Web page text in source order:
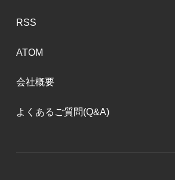
RSS
ATOM
会社概要
よくあるご質問(Q&A)